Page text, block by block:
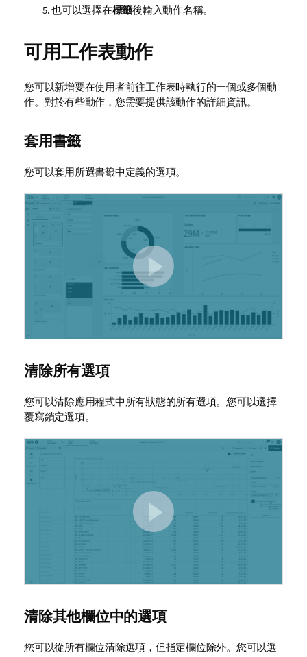
也可以選擇在標籤後輸入動作名稱。
可用工作表動作
您可以新增要在使用者前往工作表時執行的一個或多個動
作。對於有些動作，您需要提供該動作的詳細資訊。
套用書籤
您可以套用所選書籤中定義的選項。
清除所有選項
您可以清除應用程式中所有狀態的所有選項。您可以選擇
覆寫鎖定選項。
清除其他欄位中的選項
您可以從所有欄位清除選項，但指定欄位除外。您可以選